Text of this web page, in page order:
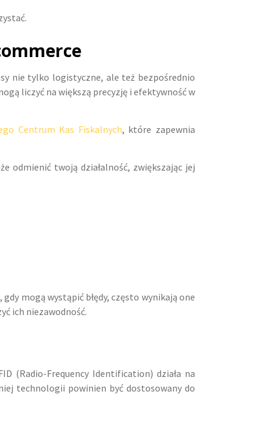
nie tylko logistyczne, ale też bezpośrednio
liczyć na większą precyzję i efektywność w
Centrum Kas Fiskalnych, które zapewnia
odmienić twoją działalność, zwiększając jej
mogą wystąpić błędy, często wynikają one
ich niezawodność.
(Radio-Frequency Identification) działa na
technologii powinien być dostosowany do